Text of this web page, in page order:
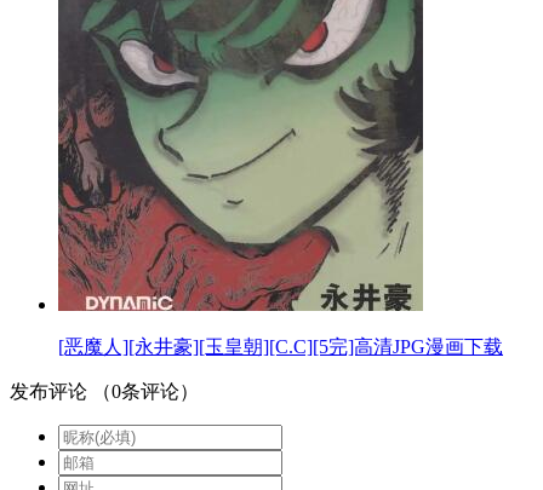
[恶魔人][永井豪][玉皇朝][C.C][5完]高清JPG漫画下载
发布评论 （0条评论）